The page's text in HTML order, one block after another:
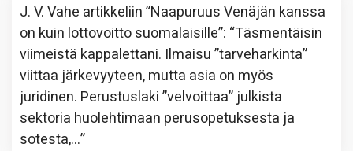
J. V. Vahe artikkeliin”Naapuruus Venäjän kanssa
on kuin lottovoitto suomalaisille”: “Täsmentäisin
viimeistä kappalettani. Ilmaisu ”tarveharkinta”
viittaa järkevyyteen, mutta asia on myös
juridinen. Perustuslaki ”velvoittaa” julkista
sektoria huolehtimaan perusopetuksesta ja
sotesta,…”